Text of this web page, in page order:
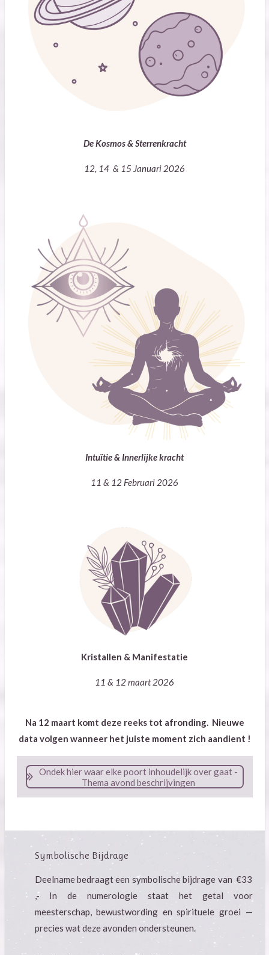
De Kosmos & Sterrenkracht
12, 14 & 15 Januari 2026
Intuïtie & Innerlijke kracht
11 & 12 Februari 2026
Kristallen & Manifestatie
11 & 12 maart 2026
Na 12 maart komt deze reeks tot afronding. Nieuwe
data volgen wanneer het juiste moment zich aandient !
Ondek hier waar elke poort inhoudelijk over gaat -
Thema avond beschrijvingen
Symbolische Bijdrage
Deelname bedraagt een symbolische bijdrage van €33
,- In de numerologie staat het getal voor
meesterschap, bewustwording en spirituele groei —
precies wat deze avonden ondersteunen.